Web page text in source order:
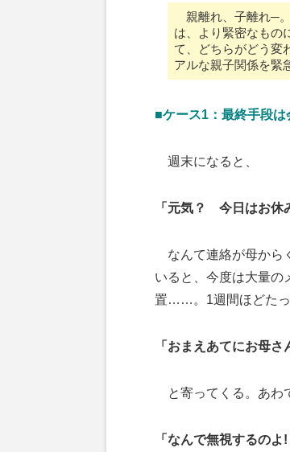
親離れ、子離れ─。
は、より緊密なもの
て、どちらがどう
アルな親子関係を緊
■ケース1：最終手段
週末になると、
「元気？ 今日はお休
なんて連絡が母から
いると、今度は大量の
置……。1週間ほどたっ
「おまえあてにお母さ
と寄ってくる。あわ
「なんで無視するの